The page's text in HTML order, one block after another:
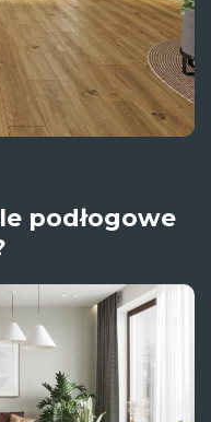
podłogowe